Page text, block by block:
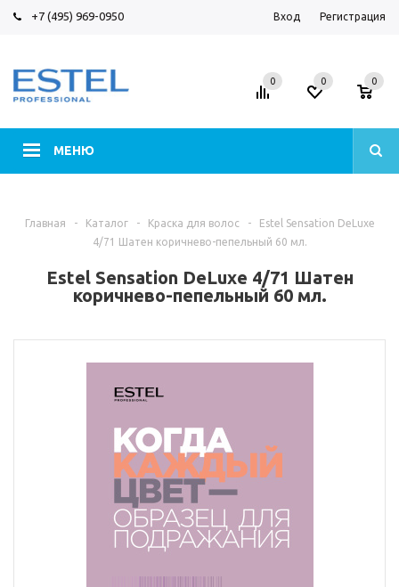
+7 (495) 969-0950 Вход Регистрация
МЕНЮ
0 0 0
Главная - Каталог - Краска для волос -
Estel Sensation DeLuxe
4/71 Шатен коричнево-пепельный 60 мл.
Estel Sensation DeLuxe 4/71 Шатен
коричнево-пепельный 60 мл.